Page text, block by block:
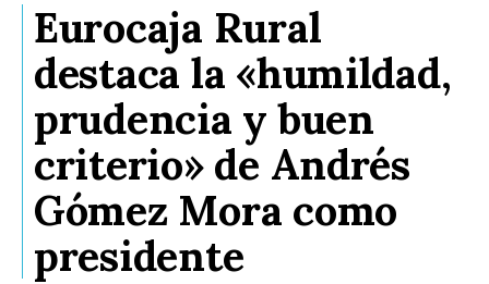
Eurocaja Rural
destaca la «humildad,
prudencia y buen
criterio» de Andrés
Gómez Mora como
presidente